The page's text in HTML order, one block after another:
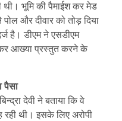
भूमि की पैमाईश कर मेड
और दीवार को तोड़ दिया
है। डीएम ने एसडीएम
कर आख्या प्रस्तुत करने के
पैसा
देवी ने बताया कि वे
थी। इसके लिए अरोपी